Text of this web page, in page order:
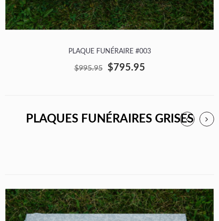
PLAQUE FUNÉRAIRE #003
$995.95 $795.95
PLAQUES FUNÉRAIRES GRISES